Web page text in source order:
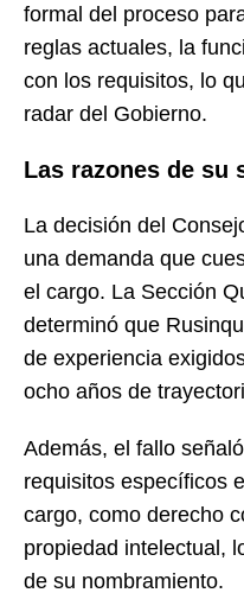
formal del proceso
reglas actuales, la
con los requisitos, lo
radar del Gobierno.
Las razones de su
La decisión del
una demanda que
el cargo. La Sección
determinó que
de experiencia
ocho años de
Además, el fallo
requisitos específicos
cargo, como derecho
propiedad intelectual,
de su nombramiento.